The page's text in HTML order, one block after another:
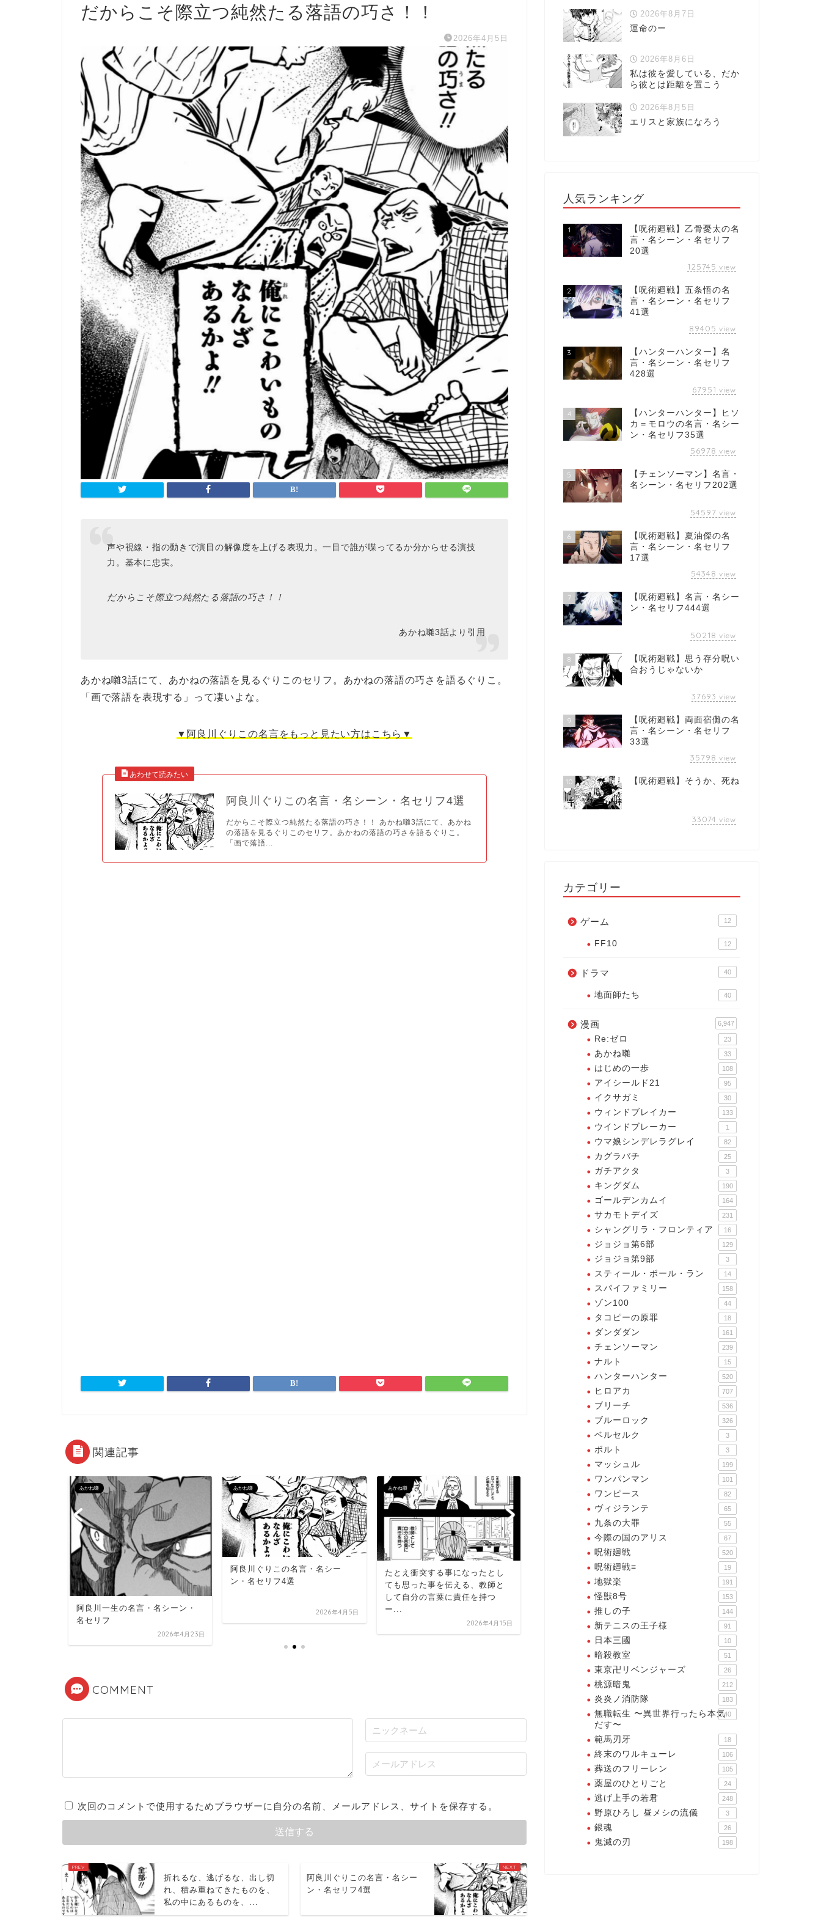
だからこそ際立つ純然たる落語の巧さ！！
2026年4月5日
声や視線・指の動きで演目の解像度を上げる表現力。一目で誰が喋ってるか分からせる演技
力。基本に忠実。
だからこそ際立つ純然たる落語の巧さ！！
あかね囃3話より引用
あかね囃3話にて、あかねの落語を見るぐりこのセリフ。あかねの落語の巧さを語るぐりこ。
「画で落語を表現する」って凄いよな。
▼阿良川ぐりこの名言をもっと見たい方はこちら▼
阿良川ぐりこの名言・名シーン・名セリフ4選
だからこそ際立つ純然たる落語の巧さ！！ あかね囃3話にて、あかね
の落語を見るぐりこのセリフ。あかねの落語の巧さを語るぐりこ。
「画で落語...
関連記事
あかね囃
阿良川一生の名言・名シーン・
名セリフ
2026年4月23日
あかね囃
阿良川ぐりこの名言・名シー
ン・名セリフ4選
2026年4月5日
あかね囃
たとえ衝突する事になったとし
ても思った事を伝える、教師と
して自分の言葉に責任を持つ
ー...
2026年4月15日
阿良川一生の名言・名シーン・
阿良川ぐりこの名言・名シー
ン・名セリフ4選
COMMENT
次回のコメントで使用するためブラウザーに自分の名前、メールアドレス、サイトを保存する。
折れるな、逃げるな、出し切
れ、積み重ねてきたものを、
私の中にあるものを、...
阿良川ぐりこの名言・名シー
ン・名セリフ4選
2026年8月7日
運命のー
2026年8月6日
私は彼を愛している、だか
ら彼とは距離を置こう
2026年8月5日
エリスと家族になろう
人気ランキング
1
【呪術廻戦】乙骨憂太の名
言・名シーン・名セリフ
20選
125745 view
2
【呪術廻戦】五条悟の名
言・名シーン・名セリフ
41選
89405 view
3
【ハンターハンター】名
言・名シーン・名セリフ
428選
67951 view
4
【ハンターハンター】ヒソ
カ＝モロウの名言・名シー
ン・名セリフ35選
56978 view
5
【チェンソーマン】名言・
名シーン・名セリフ202選
54597 view
6
【呪術廻戦】夏油傑の名
言・名シーン・名セリフ
17選
54348 view
7
【呪術廻戦】名言・名シー
ン・名セリフ444選
50218 view
8
【呪術廻戦】思う存分呪い
合おうじゃないか
37693 view
9
【呪術廻戦】両面宿儺の名
言・名シーン・名セリフ
33選
35798 view
10 【呪術廻戦】そうか、死ね
33074 view
カテゴリー
ゲーム 12
FF10 12
ドラマ 40
地面師たち 40
漫画 6,947
Re:ゼロ 23
あかね囃 33
はじめの一歩 108
アイシールド21 95
イクサガミ 30
ウィンドブレイカー 133
ウインドブレーカー 1
ウマ娘シンデレラグレイ 82
カグラバチ 25
ガチアクタ 3
キングダム 190
ゴールデンカムイ 164
サカモトデイズ 231
シャングリラ・フロンティア 16
ジョジョ第6部 129
ジョジョ第9部 3
スティール・ボール・ラン 14
スパイファミリー 158
ゾン100 44
タコピーの原罪 18
ダンダダン 161
チェンソーマン 239
ナルト 15
ハンターハンター 520
ヒロアカ 707
ブリーチ 536
ブルーロック 326
ベルセルク 3
ボルト 3
マッシュル 199
ワンパンマン 101
ワンピース 82
ヴィジランテ 65
九条の大罪 55
今際の国のアリス 67
呪術廻戦 520
呪術廻戦≡ 19
地獄楽 191
怪獣8号 153
推しの子 144
新テニスの王子様 91
日本三國 10
暗殺教室 51
東京卍リベンジャーズ 26
桃源暗鬼 212
炎炎ノ消防隊 183
無職転生 〜異世界行ったら本気
だす〜
40
範馬刃牙 18
終末のワルキューレ 106
葬送のフリーレン 105
薬屋のひとりごと 24
逃げ上手の若君 248
野原ひろし 昼メシの流儀 3
銀魂 26
鬼滅の刃 198